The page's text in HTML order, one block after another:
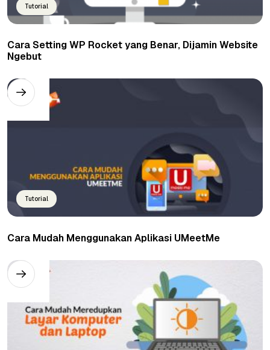
Tutorial
Cara Setting WP Rocket yang Benar, Dijamin Website
Ngebut
Tutorial
Cara Mudah Menggunakan Aplikasi UMeetMe